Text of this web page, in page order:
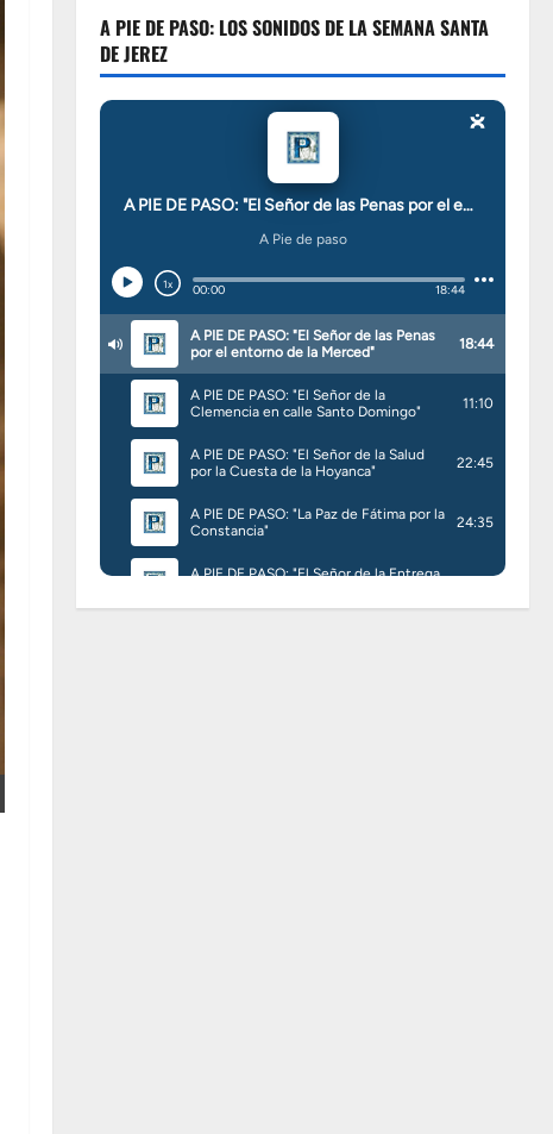
A PIE DE PASO: LOS SONIDOS DE LA SEMANA SANTA
DE JEREZ